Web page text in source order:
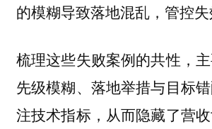
的模糊导致落地混乱，管控失
梳理这些失败案例的共性，
先级模糊、落地举措与目标
注技术指标，从而隐藏了营